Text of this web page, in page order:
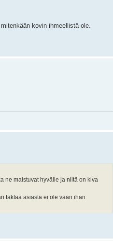
kovin ihmeellistä ole.
ne maistuvat hyvälle ja niitä on kiva
faktaa asiasta ei ole vaan ihan